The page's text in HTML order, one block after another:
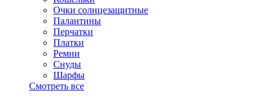
Очки солнцезащитные
Палантины
Перчатки
Платки
Ремни
Снуды
Шарфы
Смотреть все